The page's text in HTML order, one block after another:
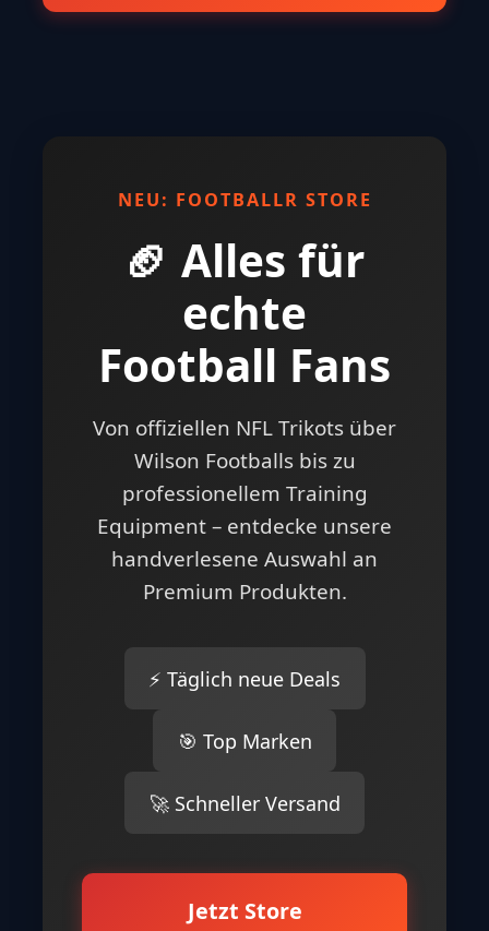
NEU: FOOTBALLR STORE
🏈 Alles für
echte
Football Fans
Von offiziellen NFL Trikots über
Wilson Footballs bis zu
professionellem Training
Equipment – entdecke unsere
handverlesene Auswahl an
Premium Produkten.
⚡ Täglich neue Deals
🎯 Top Marken
🚀 Schneller Versand
Jetzt Store